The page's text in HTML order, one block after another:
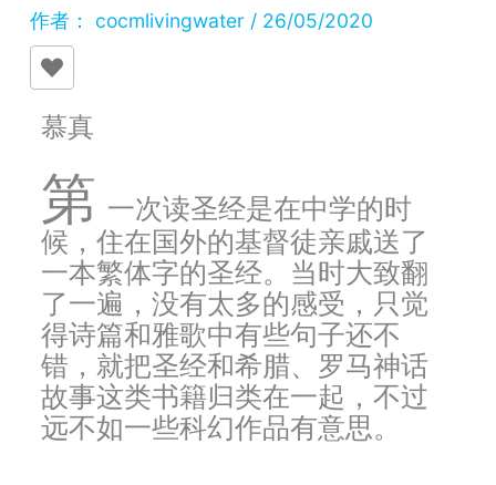
作者： cocmlivingwater / 26/05/2020
慕真
第 一次读圣经是在中学的时
候，住在国外的基督徒亲戚送了
一本繁体字的圣经。当时大致翻
了一遍，没有太多的感受，只觉
得诗篇和雅歌中有些句子还不
错，就把圣经和希腊、罗马神话
故事这类书籍归类在一起，不过
远不如一些科幻作品有意思。